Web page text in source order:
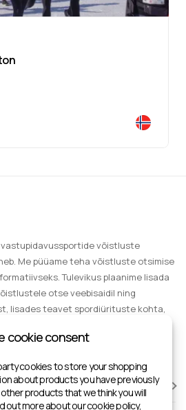
võistluste
Me püüame teha võistluste otsimise
Tulevikus plaanime lisada
otse veebisaidil ning
lisades teavet spordiürituste kohta,
cookie consent
cookies to store your shopping
about products you have previously
products that we think you will
out more about our cookie policy,